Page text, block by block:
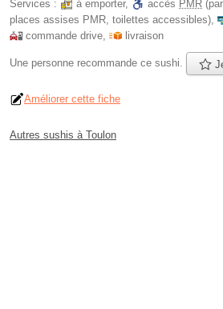
Services :
à emporter, accès PMR
places assises PMR, toilettes accessibles),
commande drive, livraison
Une personne recommande ce sushi.
Améliorer cette fiche
Autres sushis à Toulon